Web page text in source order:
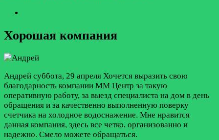
Хорошая компания
Андрей суббота, 29 апреля Хочется выразить свою
благодарность компании ММ Центр за такую
оперативную работу, за выезд специалиста на дом в день
обращения и за качественно выполненную поверку
счетчика на холодное водоснажение. Мне нравится
данная компания, здесь все четко, организованно и
надежно. Смело можете обращаться.